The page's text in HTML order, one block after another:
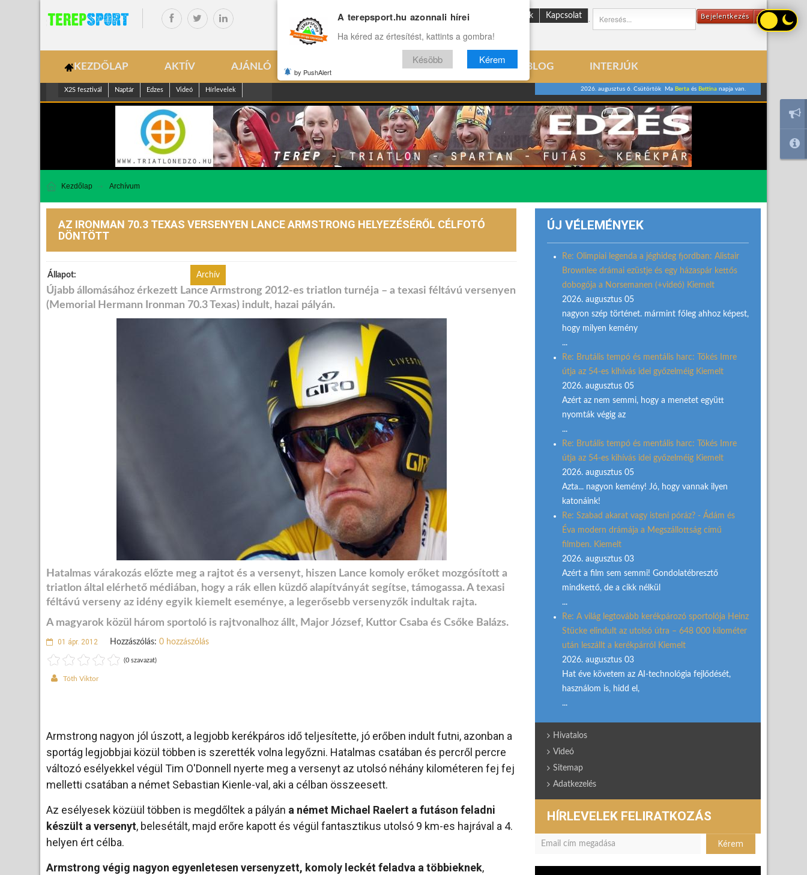
Bejelentkezés
ENG Reviews Archívum Rólunk Kapcsolat
KEZDŐLAP AKTÍV AJÁNLÓ ÉLETMÓD VILÁG BLOG INTERJÚK
X2S fesztivál Naptár Edzes Videó Hírlevelek 2026. augusztus 6. Csütörtök Ma Bertaés Bettinanapja van.
Kezdőlap Archívum
AZ IRONMAN 70.3 TEXAS VERSENYEN LANCE ARMSTRONG HELYEZÉSÉRŐL CÉLFOTÓ
DÖNTÖTT
Állapot: Archív
Újabb állomásához érkezett Lance Armstrong 2012-es triatlon turnéja – a texasi féltávú versenyen
(Memorial Hermann Ironman 70.3 Texas) indult, hazai pályán.
Hatalmas várakozás előzte meg a rajtot és a versenyt, hiszen Lance komoly erőket mozgósított a
triatlon által elérhető médiában, hogy a rák ellen küzdő alapítványát segítse, támogassa. A texasi
féltávú verseny az idény egyik kiemelt eseménye, a legerősebb versenyzők indultak rajta.
A magyarok közül három sportoló is rajtvonalhoz állt, Major József, Kuttor Csaba és Csőke Balázs.
01 ápr. 2012 Hozzászólás: 0 hozzászólás
(0 szavazat)
Tóth Viktor
Armstrong nagyon jól úszott, a legjobb kerékpáros idő teljesítette, jó erőben indult futni, azonban a
sportág legjobbjai közül többen is szerették volna legyőzni. Hatalmas csatában és percről percre
változó esélyekkel végül Tim O'Donnell nyerte meg a versenyt az utolsó néhány kilométeren fej fej
melletti csatában a német Sebastian Kienle-val, aki a célban összeesett.
Az esélyesek közüül többen is megdőltek a pályán a német Michael Raelert a futáson feladni
készült a versenyt, belesétált, majd erőre kapott és végül fantasztikus utolsó 9 km-es hajrával a 4.
helyen ért célba.
Armstrong végig nagyon egyenletesen versenyzett, komoly leckét feladva a többieknek,
ÚJ VÉLEMÉNYEK
Re: Olimpiai legenda a jéghideg fjordban: Alistair
Brownlee drámai ezüstje és egy házaspár kettős
dobogója a Norsemanen (+videó) Kiemelt
2026. augusztus 05
nagyon szép történet. mármint főleg ahhoz képest,
hogy milyen kemény
...
Re: Brutális tempó és mentális harc: Tőkés Imre
útja az 54-es kihívás idei győzelméig Kiemelt
2026. augusztus 05
Azért az nem semmi, hogy a menetet együtt
nyomták végig az
...
Re: Brutális tempó és mentális harc: Tőkés Imre
útja az 54-es kihívás idei győzelméig Kiemelt
2026. augusztus 05
Azta... nagyon kemény! Jó, hogy vannak ilyen
katonáink!
Re: Szabad akarat vagy isteni póráz? - Ádám és
Éva modern drámája a Megszállottság című
filmben. Kiemelt
2026. augusztus 03
Azért a film sem semmi! Gondolatébresztő
mindkettő, de a cikk nélkül
...
Re: A világ legtovább kerékpározó sportolója Heinz
Stücke elindult az utolsó útra – 648 000 kilométer
után leszállt a kerékpárról Kiemelt
2026. augusztus 03
Hat éve követem az AI-technológia fejlődését,
használom is, hidd el,
...
Hivatalos
Videó
Sitemap
Adatkezelés
HÍRLEVELEK FELIRATKOZÁS
A terepsport.hu azonnali hírei
Ha kéred az értesítést, kattints a gombra!
Késöbb Kérem
by PushAlert